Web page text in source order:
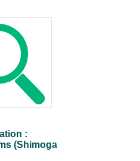
:
(Shimoga